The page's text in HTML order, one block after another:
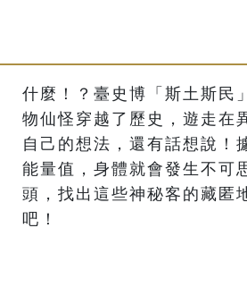
什麼！？臺史博「斯土斯民
物仙怪穿越了歷史，遊走在
自己的想法，還有話想說！
能量值，身體就會發生不可
頭，找出這些神秘客的藏匿
吧！